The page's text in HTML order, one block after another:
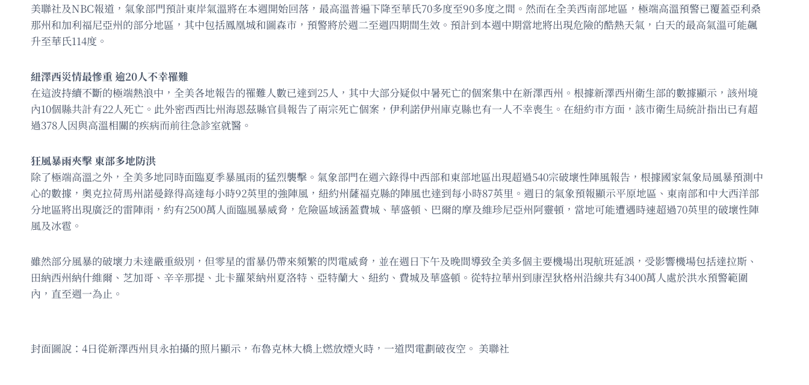
美聯社及NBC報道，氣象部門預計東岸氣溫將在本週開始回落，最高溫普遍下降至華氏70多度至90多度之間。然而在全美西南部地區，極端高溫預警已覆蓋亞利桑
那州和加利福尼亞州的部分地區，其中包括鳳凰城和圖森市，預警將於週二至週四期間生效。預計到本週中期當地將出現危險的酷熱天氣，白天的最高氣溫可能飆
升至華氏114度。
紐澤西災情最慘重 逾20人不幸罹難
在這波持續不斷的極端熱浪中，全美各地報告的罹難人數已達到25人，其中大部分疑似中暑死亡的個案集中在新澤西州。根據新澤西州衛生部的數據顯示，該州境
內10個縣共計有22人死亡。此外密西西比州海恩茲縣官員報告了兩宗死亡個案，伊利諾伊州庫克縣也有一人不幸喪生。在紐約市方面，該市衛生局統計指出已有超
過378人因與高溫相關的疾病而前往急診室就醫。
狂風暴雨夾擊 東部多地防洪
除了極端高溫之外，全美多地同時面臨夏季暴風雨的猛烈襲擊。氣象部門在週六錄得中西部和東部地區出現超過540宗破壞性陣風報告，根據國家氣象局風暴預測中
心的數據，奧克拉荷馬州諾曼錄得高達每小時92英里的強陣風，紐約州薩福克縣的陣風也達到每小時87英里。週日的氣象預報顯示平原地區、東南部和中大西洋部
分地區將出現廣泛的雷陣雨，約有2500萬人面臨風暴威脅，危險區域涵蓋費城、華盛頓、巴爾的摩及維珍尼亞州阿靈頓，當地可能遭遇時速超過70英里的破壞性陣
風及冰雹。
雖然部分風暴的破壞力未達嚴重級別，但零星的雷暴仍帶來頻繁的閃電威脅，並在週日下午及晚間導致全美多個主要機場出現航班延誤，受影響機場包括達拉斯、
田納西州納什維爾、芝加哥、辛辛那提、北卡羅萊納州夏洛特、亞特蘭大、紐約、費城及華盛頓。從特拉華州到康涅狄格州沿線共有3400萬人處於洪水預警範圍
內，直至週一為止。
封面圖說：4日從新澤西州貝永拍攝的照片顯示，布魯克林大橋上燃放煙火時，一道閃電劃破夜空。 美聯社